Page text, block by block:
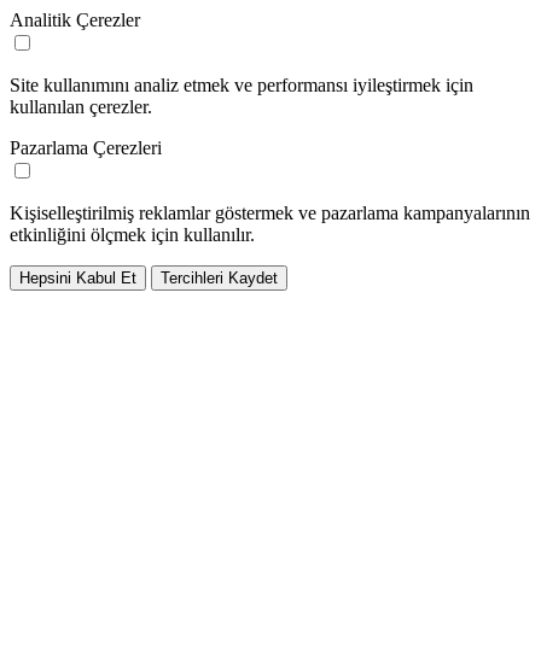
Analitik Çerezler
Site kullanımını analiz etmek ve performansı iyileştirmek için
kullanılan çerezler.
Pazarlama Çerezleri
Kişiselleştirilmiş reklamlar göstermek ve pazarlama kampanyalarının
etkinliğini ölçmek için kullanılır.
Hepsini Kabul Et Tercihleri Kaydet